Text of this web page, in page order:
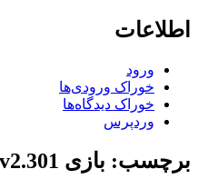
اطلاعات
ورود
خوراک ورودی‌ها
خوراک دیدگاه‌ها
وردپرس
برچسب: بازی v2.301